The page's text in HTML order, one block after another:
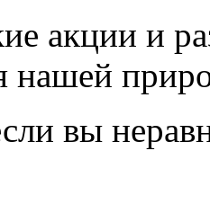
акции и
нашей
вы